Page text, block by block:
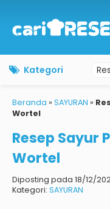
Kategori
Beranda » SAYURAN »
Wortel
Resep Sayur
Wortel
Diposting pada 18/12/
Kategori: SAYURAN